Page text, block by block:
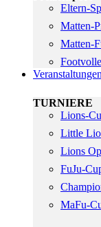
Eltern-
Matten-
Matten-
Veranstaltungen
TURNIERE
Lions-
Little
Lions
FuJu-
MaFu-